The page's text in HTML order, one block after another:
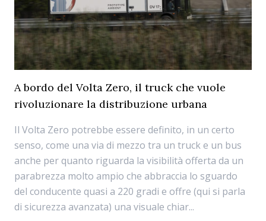
A bordo del Volta Zero, il truck che vuole
rivoluzionare la distribuzione urbana
Il Volta Zero potrebbe essere definito, in un certo
senso, come una via di mezzo tra un truck e un bus
anche per quanto riguarda la visibilità offerta da un
parabrezza molto ampio che abbraccia lo sguardo
del conducente quasi a 220 gradi e offre (qui si parla
di sicurezza avanzata) una visuale chiar...